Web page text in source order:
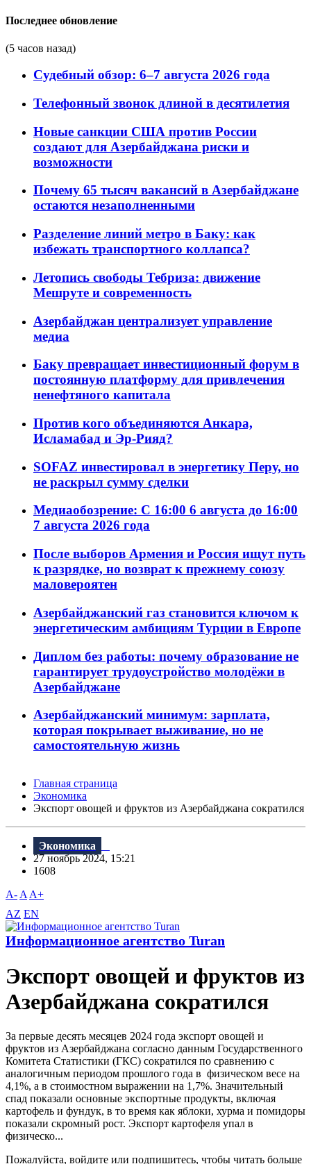
Последнее обновление
(5 часов назад)
Судебный обзор: 6–7 августа 2026 года
Телефонный звонок длиной в десятилетия
Новые санкции США против России
создают для Азербайджана риски и
возможности
Почему 65 тысяч вакансий в Азербайджане
остаются незаполненными
Разделение линий метро в Баку: как
избежать транспортного коллапса?
Летопись свободы Тебриза: движение
Мешруте и современность
Азербайджан централизует управление
медиа
Баку превращает инвестиционный форум в
постоянную платформу для привлечения
ненефтяного капитала
Против кого объединяются Анкара,
Исламабад и Эр-Рияд?
SOFAZ инвестировал в энергетику Перу, но
не раскрыл сумму сделки
Медиаобозрение: С 16:00 6 августа до 16:00
7 августа 2026 года
После выборов Армения и Россия ищут путь
к разрядке, но возврат к прежнему союзу
маловероятен
Азербайджанский газ становится ключом к
энергетическим амбициям Турции в Европе
Диплом без работы: почему образование не
гарантирует трудоустройство молодёжи в
Азербайджане
Азербайджанский минимум: зарплата,
которая покрывает выживание, но не
самостоятельную жизнь
Главная страница
Экономика
Экспорт овощей и фруктов из Азербайджана сократился
Экономика
27 ноябрь 2024, 15:21
1608
A- A A+
AZ EN
Информационное агентство Turan
Экспорт овощей и фруктов из
Азербайджана сократился
За первые десять месяцев 2024 года экспорт овощей и
фруктов из Азербайджана согласно данным Государственного
Комитета Статистики (ГКС) сократился по сравнению с
аналогичным периодом прошлого года в физическом весе на
4,1%, а в стоимостном выражении на 1,7%. Значительный
спад показали основные экспортные продукты, включая
картофель и фундук, в то время как яблоки, хурма и помидоры
показали скромный рост. Экспорт картофеля упал в
физическо...
Пожалуйста, войдите или подпишитесь, чтобы читать больше